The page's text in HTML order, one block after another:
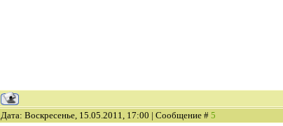
Дата: Воскресенье, 15.05.2011, 17:00 | Сообщение # 5